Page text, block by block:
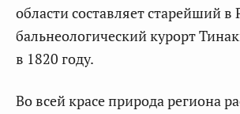
области составляет старейший в
бальнеологический курорт
в 1820 году.
Во всей красе природа региона